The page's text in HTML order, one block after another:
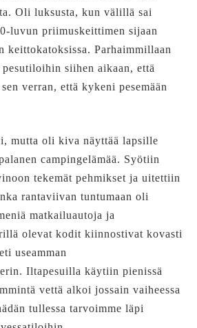
Oli luksusta, kun välillä sai
luvun priimuskeittimen sijaan
keittokatoksissa. Parhaimmillaan
siihen aikaan, että
verran, että kykeni pesemään
mutta oli kiva näyttää lapsille
campingelämää. Syötiin
tekemät pehmikset ja uitettiin
rantaviivan tuntumaan oli
matkailuautoja ja
olevat kodit kiinnostivat kovasti
useamman
Iltapesuilla käytiin pienissä
vettä alkoi jossain vaiheessa
tullessa tarvoimme läpi